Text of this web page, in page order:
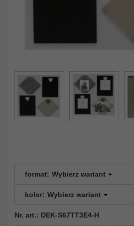
format: Wybierz wariant
kolor: Wybierz wariant
Nr. art.: DEK-S67TT3E4-H